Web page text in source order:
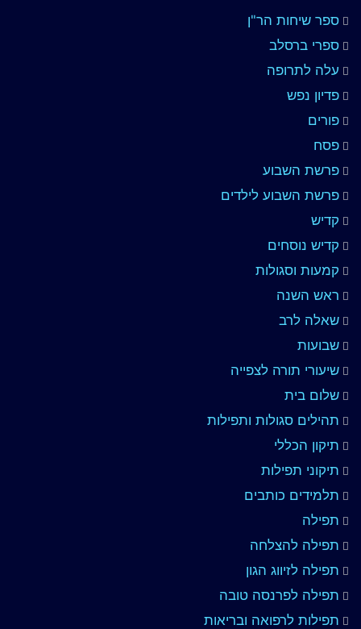
ספר שיחות הר"ן
ספרי ברסלב
עלה לתרופה
פדיון נפש
פורים
פסח
פרשת השבוע
פרשת השבוע לילדים
קדיש
קדיש נוסחים
קמעות וסגולות
ראש השנה
שאלה לרב
שבועות
שיעורי תורה לצפייה
שלום בית
תהילים סגולות ותפילות
תיקון הכללי
תיקוני תפילות
תלמידים כותבים
תפילה
תפילה להצלחה
תפילה לזיווג הגון
תפילה לפרנסה טובה
תפילות לרפואה ובריאות